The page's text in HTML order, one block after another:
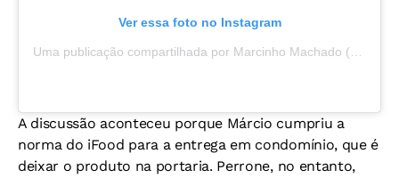
Ver essa foto no Instagram
Uma publicação compartilhada por Marcinho Machado (@marcinhomachado90)
A discussão aconteceu porque Márcio cumpriu a
norma do iFood para a entrega em condomínio, que é
deixar o produto na portaria. Perrone, no entanto,